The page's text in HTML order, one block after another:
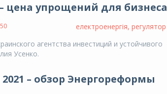
цена упрощений для бизнеса
електроенергія, регулятор
агентства инвестиций и устойчивого
Усенко.
– обзор Энергореформы